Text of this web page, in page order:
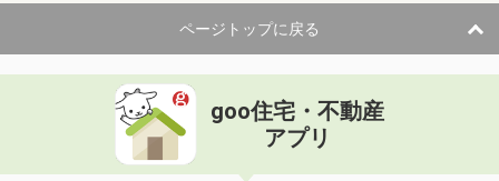
ページトップに戻る
goo住宅・不動産
アプリ